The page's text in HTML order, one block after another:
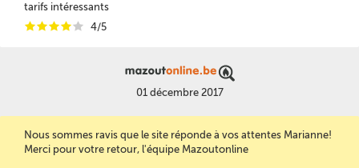
tarifs intéressants
iiiii 4/5
01 décembre 2017
Nous sommes ravis que le site réponde à vos attentes Marianne!
Merci pour votre retour, l'équipe Mazoutonline